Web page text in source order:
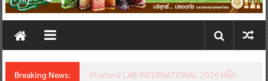
Thailand
New
Breaking News:
Thailand LAB INTERNATIONAL 2026 ผนึก